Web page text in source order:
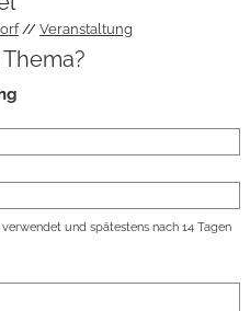
Veranstaltung
und spätestens nach 14 Tagen